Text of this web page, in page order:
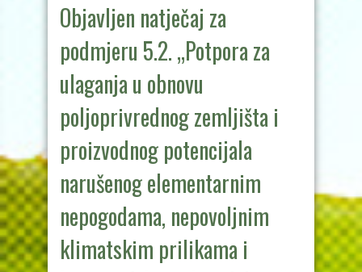
Objavljen natječaj za
podmjeru 5.2. „Potpora za
ulaganja u obnovu
poljoprivrednog zemljišta i
proizvodnog potencijala
narušenog elementarnim
nepogodama, nepovoljnim
klimatskim prilikama i